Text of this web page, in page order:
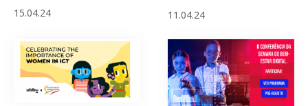
15.04.24
11.04.24